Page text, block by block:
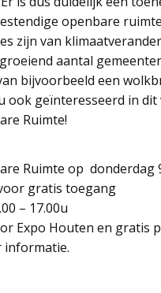
openbare
zijn van
aantal
bijvoorbeeld een
ook geïnteresseerd in
Ruimte!
Ruimte op donderdag
gratis toegang
– 17.00u
Expo Houten en gratis